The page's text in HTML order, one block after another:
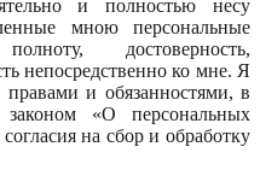
и полностью несу
мною персональные
достоверность,
непосредственно ко мне. Я
и обязанностями, в
«О персональных
на сбор и обработку